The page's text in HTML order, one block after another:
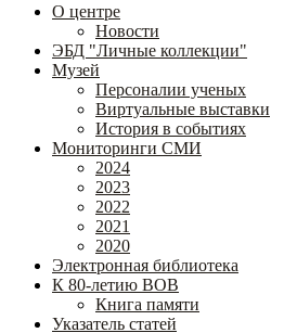
О центре
Новости
ЭБД "Личные коллекции"
Музей
Персоналии ученых
Виртуальные выставки
История в событиях
Мониторинги СМИ
2024
2023
2022
2021
2020
Электронная библиотека
К 80-летию ВОВ
Книга памяти
Указатель статей